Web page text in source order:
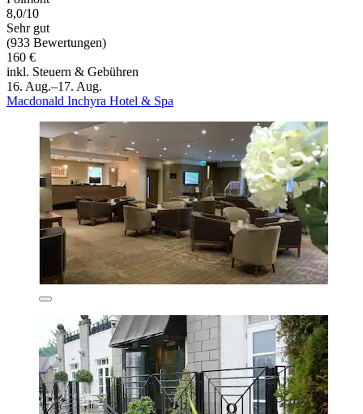
8,0/10
Sehr gut
(933 Bewertungen)
160 €
inkl. Steuern & Gebühren
16. Aug.–17. Aug.
Macdonald Inchyra Hotel & Spa